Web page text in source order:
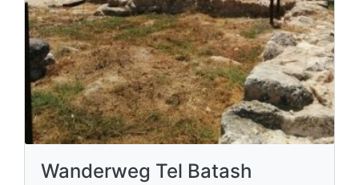
Wanderweg Tel Batash